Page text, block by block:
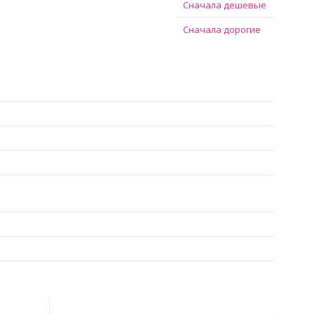
Сначала дешевые
Сначала дорогие